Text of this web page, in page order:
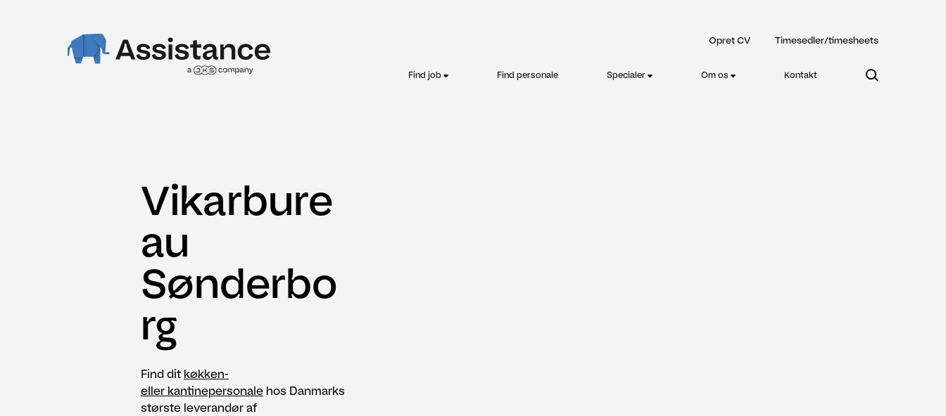
Opret CV Timesedler/timesheets
Find job Find personale Specialer Om os Kontakt
Vikarbure
au
Sønderbo
rg
Find dit køkken-
eller kantinepersonale hos Danmarks
største leverandør af